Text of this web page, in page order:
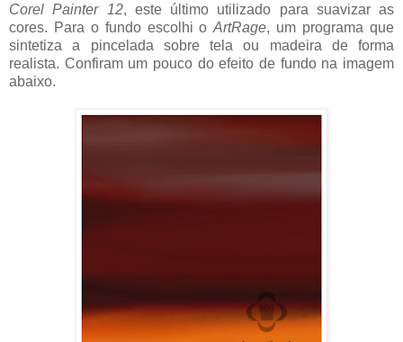
Corel Painter 12, este último utilizado para suavizar as
cores. Para o fundo escolhi oArtRage, um programa que
sintetiza a pincelada sobre tela ou madeira de forma
realista. Confiram um pouco do efeito de fundo na imagem
abaixo.